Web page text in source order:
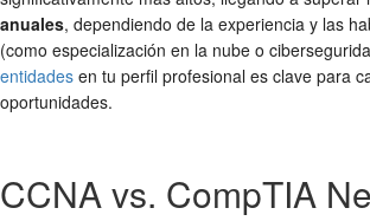
anuales, dependiendo de la experiencia y las
(como especialización en la nube o
entidades en tu perfil profesional es clave para
oportunidades.
CCNA vs. CompTIA